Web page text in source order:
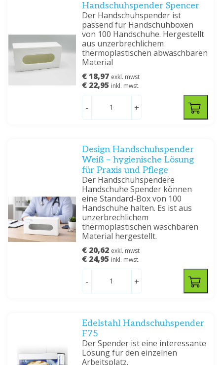
Handschuhspender Spencer
Der Handschuhspender ist
passend für Handschuhboxen
von 100 Handschuhe. Hergestellt
aus unzerbrechlichem
thermoplastischen abwaschbaren
Material
€ 18,97 exkl. mwst
€ 22,95 inkl. mwst.
- +
Design Handschuhspender
Weiß – hygienische Lösung
für Praxis und Pflege
Der Handschuhspendere
Handschuhe Spender können
eine Standard-Box von 100
Handschuhe halten. Es ist aus
unzerbrechlichem
thermoplastischen waschbaren
Material hergestellt.
€ 20,62 exkl. mwst
€ 24,95 inkl. mwst.
- +
Edelstahl Handschuhspender
F75
Der Spender ist eine interessante
Lösung für den einzelnen
Arbeitsplatz.